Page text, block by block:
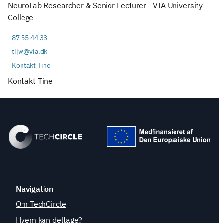
NeuroLab Researcher & Senior Lecturer - VIA University
College
87 55 44 33
tijw@via.dk
Kontakt Tine
Kontakt Tine
Navigation
Om TechCircle
Hvem kan deltage?